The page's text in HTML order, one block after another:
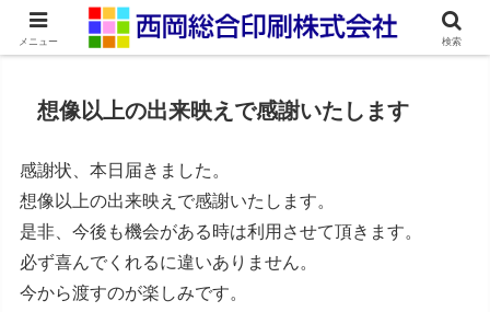
ネット印刷通販・オンデマンド印刷
想像以上の出来映えで感謝いたします
感謝状、本日届きました。
想像以上の出来映えで感謝いたします。
是非、今後も機会がある時は利用させて頂きます。
必ず喜んでくれるに違いありません。
今から渡すのが楽しみです。
メニュー 検索